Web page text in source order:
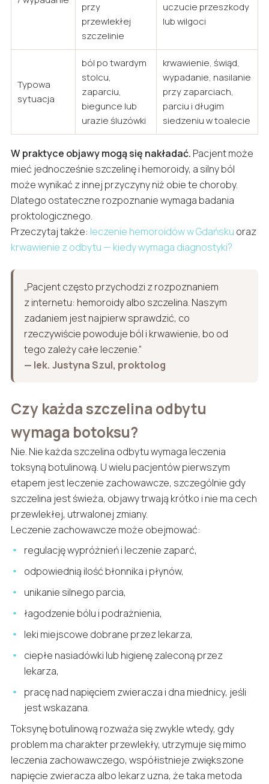
przy
przewlekłej
szczelinie
uczucie przeszkody
lub wilgoci
Typowa
sytuacja
ból po twardym
stolcu,
zaparciu,
biegunce lub
urazie śluzówki
krwawienie, świąd,
wypadanie, nasilanie
przy zaparciach,
parciu i długim
siedzeniu w toalecie
W praktyce objawy mogą się nakładać. Pacjent może
mieć jednocześnie szczelinę i hemoroidy, a silny ból
może wynikać z innej przyczyny niż obie te choroby.
Dlatego ostateczne rozpoznanie wymaga badania
proktologicznego.
Przeczytaj także: leczenie hemoroidów w Gdańsku oraz
krwawienie z odbytu — kiedy wymaga diagnostyki?
„Pacjent często przychodzi z rozpoznaniem
z internetu: hemoroidy albo szczelina. Naszym
zadaniem jest najpierw sprawdzić, co
rzeczywiście powoduje ból i krwawienie, bo od
tego zależy całe leczenie.”
— lek. Justyna Szul, proktolog
Czy każda szczelina odbytu
wymaga botoksu?
Nie. Nie każda szczelina odbytu wymaga leczenia
toksyną botulinową. U wielu pacjentów pierwszym
etapem jest leczenie zachowawcze, szczególnie gdy
szczelina jest świeża, objawy trwają krótko i nie ma cech
przewlekłej, utrwalonej zmiany.
Leczenie zachowawcze może obejmować:
regulację wypróżnień i leczenie zaparć,
odpowiednią ilość błonnika i płynów,
unikanie silnego parcia,
łagodzenie bólu i podrażnienia,
leki miejscowe dobrane przez lekarza,
ciepłe nasiadówki lub higienę zaleconą przez
lekarza,
pracę nad napięciem zwieracza i dna miednicy, jeśli
jest wskazana.
Toksynę botulinową rozważa się zwykle wtedy, gdy
problem ma charakter przewlekły, utrzymuje się mimo
leczenia zachowawczego, współistnieje zwiększone
napięcie zwieracza albo lekarz uzna, że taka metoda